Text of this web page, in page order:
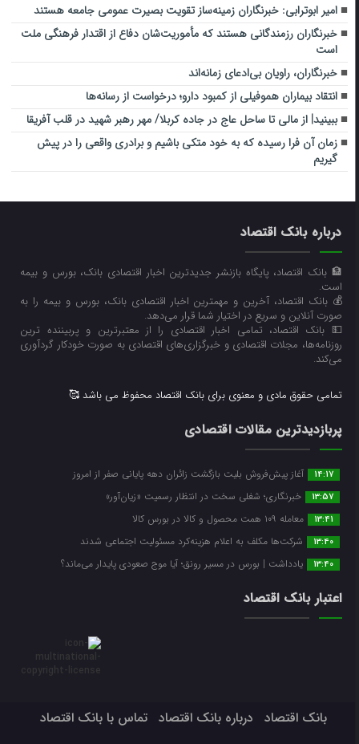
امیر ابوترابی: خبرنگاران زمینه‌ساز تقویت بصیرت عمومی جامعه هستند
خبرنگاران رزمندگانی هستند که مأموریت‌شان دفاع از اقتدار فرهنگی ملت
است
خبرنگاران، راویان بی‌ادعای زمانه‌اند
انتقاد بیماران هموفیلی از کمبود دارو؛ درخواست از رسانه‌ها
ببینید| از مالی تا ساحل عاج در جاده کربلا/ مهر رهبر شهید در قلب آفریقا
زمان آن فرا رسیده که به خود متکی باشیم و برادری واقعی را در پیش
گیریم
درباره بانک اقتصاد
🏦 بانک اقتصاد، پایگاه بازنشر جدیدترین اخبار اقتصادی بانک، بورس و بیمه
است.
💰 بانک اقتصاد، آخرین و مهمترین اخبار اقتصادی بانک، بورس و بیمه را به
صورت آنلاین و سریع در اختیار شما قرار می‌‌دهد.
💵 بانک اقتصاد، تمامی اخبار اقتصادی را از معتبرترین و پربیننده ترین
روزنامه‌ها، مجلات اقتصادی و خبرگزاری‌های اقتصادی به صورت خودکار گردآوری
می‌کند.
تمامی حقوق مادی و معنوی برای بانک اقتصاد محفوظ می باشد 🥰
پربازدیدترین مقالات اقتصادی
14:17 آغاز پیش‌فروش بلیت بازگشت زائران دهه پایانی صفر از امروز
13:57 خبرنگاری؛ شغلی سخت در انتظار رسمیت «زیان‌آور»
13:41 معامله ۱۰۹ همت محصول و کالا در بورس کالا
13:40 شرکت‌ها مکلف به اعلام هزینه‌کرد مسئولیت اجتماعی شدند
13:40 یادداشت | بورس در مسیر رونق؛ آیا موج صعودی پایدار می‌ماند؟
اعتبار بانک اقتصاد
بانک اقتصاد درباره بانک اقتصاد
تماس با بانک اقتصاد